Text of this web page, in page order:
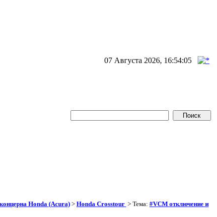
07 Августа 2026, 16:54:05
Honda (Acura)> Honda Crosstour > Тема: #VCM отключение и